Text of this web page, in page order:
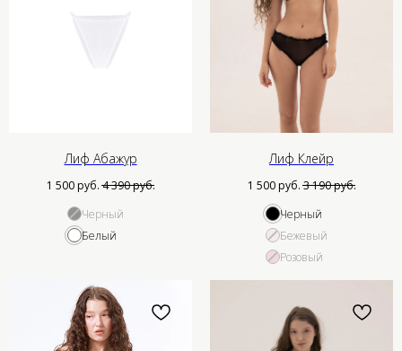
Лиф Абажур
1 500 руб. 4 390руб.
Черный
Белый
Лиф Клейр
1 500 руб. 3 190руб.
Черный
Бежевый
Розовый
Мы будем рады вам помочь.
Таблица размеров